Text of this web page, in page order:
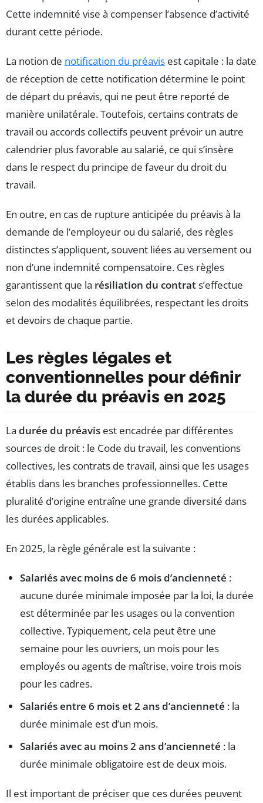
Cette indemnité vise à compenser l’absence d’activité
durant cette période.
La notion de notification du préavis est capitale : la date
de réception de cette notification détermine le point
de départ du préavis, qui ne peut être reporté de
manière unilatérale. Toutefois, certains contrats de
travail ou accords collectifs peuvent prévoir un autre
calendrier plus favorable au salarié, ce qui s’insère
dans le respect du principe de faveur du droit du
travail.
En outre, en cas de rupture anticipée du préavis à la
demande de l’employeur ou du salarié, des règles
distinctes s’appliquent, souvent liées au versement ou
non d’une indemnité compensatoire. Ces règles
garantissent que la résiliation du contrats’effectue
selon des modalités équilibrées, respectant les droits
et devoirs de chaque partie.
Les règles légales et
conventionnelles pour définir
la durée du préavis en 2025
La durée du préavis est encadrée par différentes
sources de droit : le Code du travail, les conventions
collectives, les contrats de travail, ainsi que les usages
établis dans les branches professionnelles. Cette
pluralité d’origine entraîne une grande diversité dans
les durées applicables.
En 2025, la règle générale est la suivante :
Salariés avec moins de 6 mois d’ancienneté :
aucune durée minimale imposée par la loi, la durée
est déterminée par les usages ou la convention
collective. Typiquement, cela peut être une
semaine pour les ouvriers, un mois pour les
employés ou agents de maîtrise, voire trois mois
pour les cadres.
Salariés entre 6 mois et 2 ans d’ancienneté : la
durée minimale est d’un mois.
Salariés avec au moins 2 ans d’ancienneté : la
durée minimale obligatoire est de deux mois.
Il est important de préciser que ces durées peuvent